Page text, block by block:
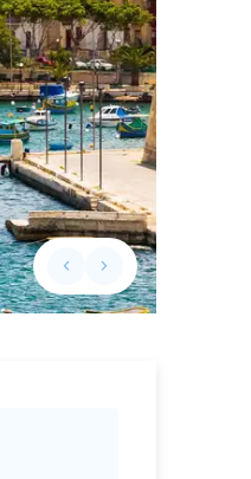
keyboard_arrow_leftPrevious slide
keyboard_arrow_rightNext slide